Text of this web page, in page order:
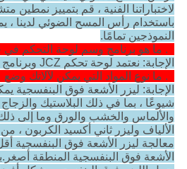
لاختباراتنا الفنية ، قم بتمييز نمطين
باستخدام رأس المسح الضوئي لدينا ،
النموذجين تمامًا.
الإجابة: نعتمد لوحة تحكم JCZ وبرنامج EZcad.
الإجابة: ليزر الأشعة فوق البنفسجية
شيوعًا ، بما في ذلك البلاستيك والزجاج
والألماس والخشب والورق وما إلى ذلك.
الألياف وليزر ثاني أكسيد الكربون ،
معالجة ليزر الأشعة فوق البنفسجية أقل
الأشعة فوق البنفسجية المنطقة